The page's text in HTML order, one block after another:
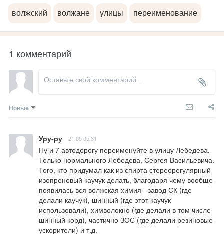
волжский волжане улицы переименование
1 комментарий
Новые
Уру-ру 21.05 05:31
Ну и 7 автодорогу переименуйте в улицу Лебедева.
Только нормального Лебедева, Сергея Васильевича.
Того, кто придумал как из спирта стереорегулярный
изопреновый каучук делать, благодаря чему вообще
появилась вся волжская химия - завод СК (где
делали каучук), шинный (где этот каучук
использовали), химволокно (где делали в том числе
шинный корд), частично ЗОС (где делали резиновые
ускорители) и т.д.